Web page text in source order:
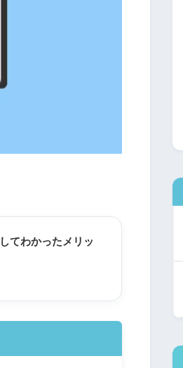
てわかったメリッ